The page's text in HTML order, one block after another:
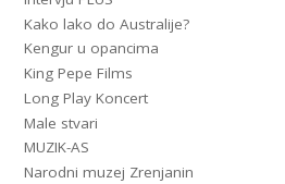
Kako lako do Australije?
Kengur u opancima
King Pepe Films
Long Play Koncert
Male stvari
MUZIK-AS
Narodni muzej Zrenjanin